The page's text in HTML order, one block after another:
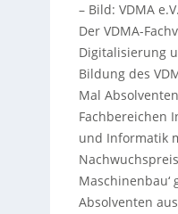
– Bild: VDMA e.V.
Der VDMA-
Digitalisierung
Bildung des
Mal
Fachbereichen
und Informatik
Maschinenbau‘
Absolventen